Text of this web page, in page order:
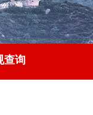
查询